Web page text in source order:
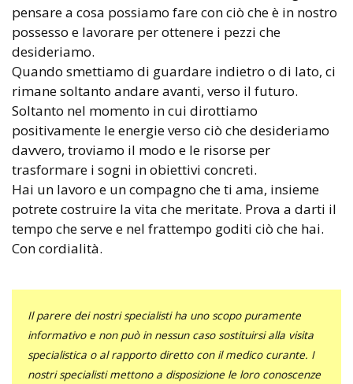
pensare a cosa possiamo fare con ciò che è in nostro
possesso e lavorare per ottenere i pezzi che
desideriamo.
Quando smettiamo di guardare indietro o di lato, ci
rimane soltanto andare avanti, verso il futuro.
Soltanto nel momento in cui dirottiamo
positivamente le energie verso ciò che desideriamo
davvero, troviamo il modo e le risorse per
trasformare i sogni in obiettivi concreti.
Hai un lavoro e un compagno che ti ama, insieme
potrete costruire la vita che meritate. Prova a darti il
tempo che serve e nel frattempo goditi ciò che hai.
Con cordialità.
Il parere dei nostri specialisti ha uno scopo puramente
informativo e non può in nessun caso sostituirsi alla visita
specialistica o al rapporto diretto con il medico curante. I
nostri specialisti mettono a disposizione le loro conoscenze